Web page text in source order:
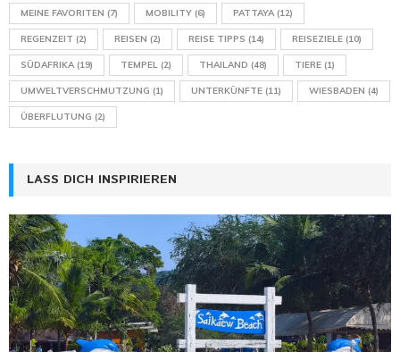
MEINE FAVORITEN (7) MOBILITY (6) PATTAYA(12)
REGENZEIT (2) REISEN (2) REISE TIPPS (14) REISEZIELE (10)
SÜDAFRIKA(19) TEMPEL (2) THAILAND (48) TIERE (1)
UMWELTVERSCHMUTZUNG (1) UNTERKÜNFTE (11) WIESBADEN (4)
ÜBERFLUTUNG (2)
LASS DICH INSPIRIEREN